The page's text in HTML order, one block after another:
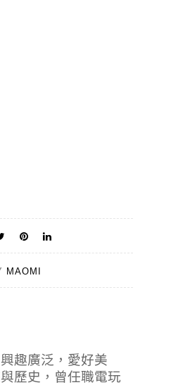
MAOMI
趣廣泛，愛好美
歷史，曾任職電玩